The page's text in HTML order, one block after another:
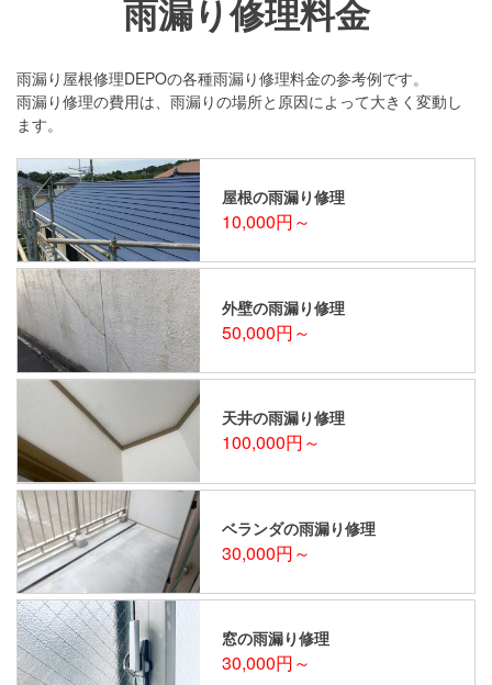
雨漏り修理料金
雨漏り屋根修理DEPOの各種雨漏り修理料金の参考例です。
雨漏り修理の費用は、雨漏りの場所と原因によって大きく変動し
ます。
屋根の雨漏り修理
10,000円～
外壁の雨漏り修理
50,000円～
天井の雨漏り修理
100,000円～
ベランダの雨漏り修理
30,000円～
窓の雨漏り修理
30,000円～